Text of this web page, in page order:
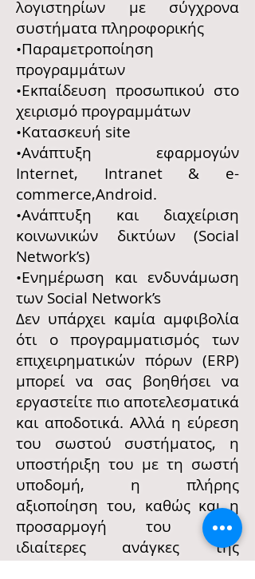
λογιστηρίων με σύγχρονα
συστήματα πληροφορικής
•Παραμετροποίηση
προγραμμάτων
•Εκπαίδευση προσωπικού στο
χειρισμό προγραμμάτων
•Κατασκευή site
•Ανάπτυξη εφαρμογών
Internet, Intranet & e-
commerce,Android.
•Ανάπτυξη και διαχείριση
κοινωνικών δικτύων (Social
Network’s)
•Ενημέρωση και ενδυνάμωση
των Social Network’s
Δεν υπάρχει καμία αμφιβολία
ότι ο προγραμματισμός των
επιχειρηματικών πόρων (ERP)
μπορεί να σας βοηθήσει να
εργαστείτε πιο αποτελεσματικά
και αποδοτικά. Αλλά η εύρεση
του σωστού συστήματος, η
υποστήριξη του με τη σωστή
υποδομή, η πλήρης
αξιοποίηση του, καθώς και η
προσαρμογή του στις
ιδιαίτερες ανάγκες της
επιχείρησής σας οργανισμού